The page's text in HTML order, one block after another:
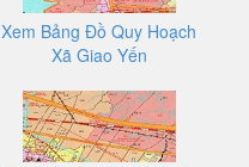
Xem Bảng Đồ Quy Hoạch
Xã Giao Yến